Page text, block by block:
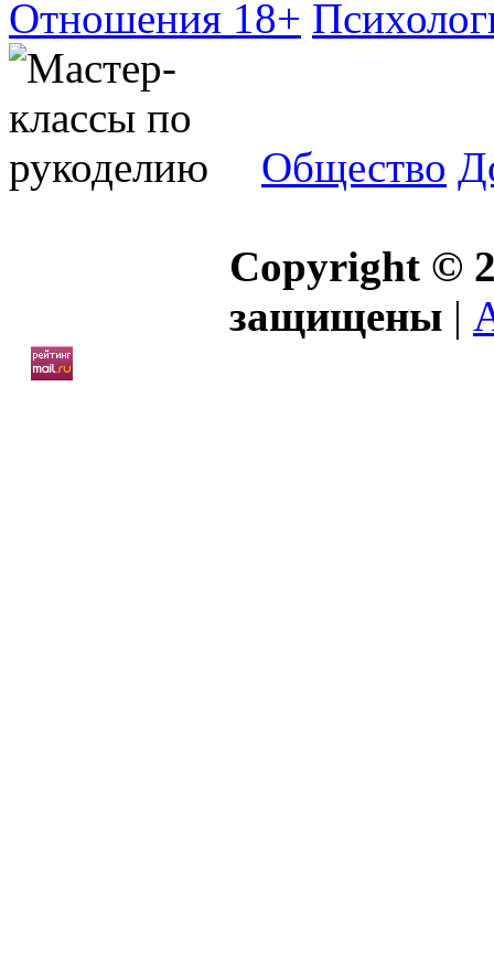
Отношения 18+
Общество
Copyright ©
защищены |